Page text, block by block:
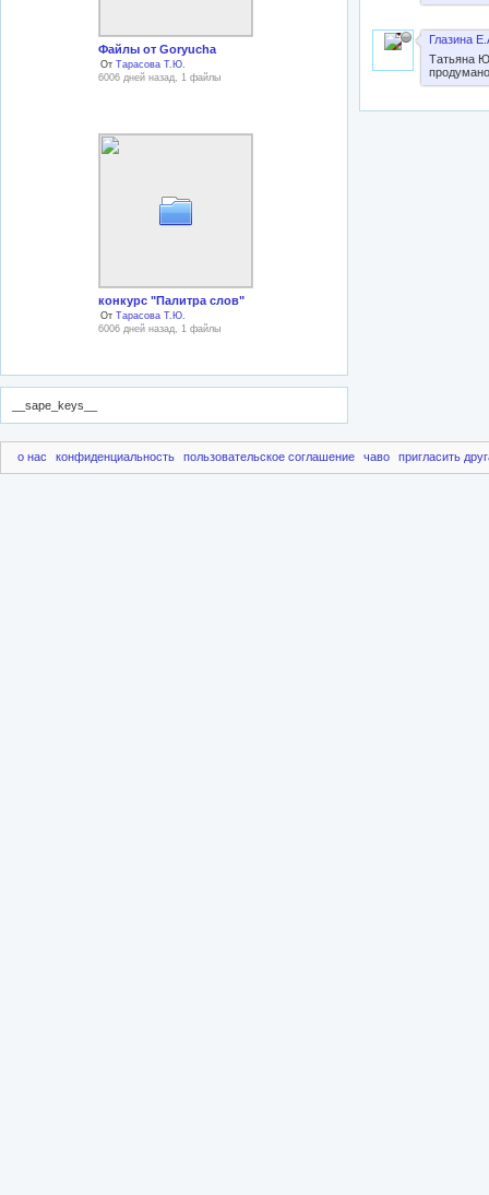
Файлы от Goryucha
От Тарасова Т.Ю.
6006 дней назад, 1 файлы
конкурс "Палитра слов"
От Тарасова Т.Ю.
6006 дней назад, 1 файлы
__sape_keys__
Глазина
Татьяна
о нас конфиденциальность пользовательское соглашение чаво пригласить